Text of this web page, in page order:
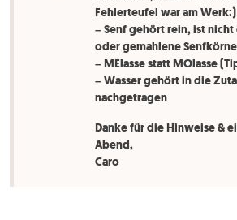
Fehlerteufel war am Werk:)
– Senf gehört rein, ist
oder gemahlene
– MElasse statt MOlasse
– Wasser gehört in die
nachgetragen
Danke für die Hinweise &
Abend,
Caro